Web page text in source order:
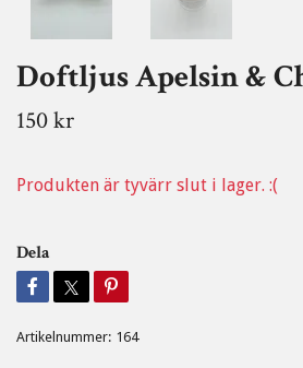
Doftljus Apelsin &
150 kr
Produkten är tyvärr slut i lager. :(
Dela
Artikelnummer: 164